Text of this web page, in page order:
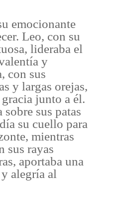
emocionante
Leo, con su
lideraba el
y
con sus
y largas orejas,
junto a él.
sobre sus patas
su cuello para
mientras
sus rayas
aportaba una
alegría al